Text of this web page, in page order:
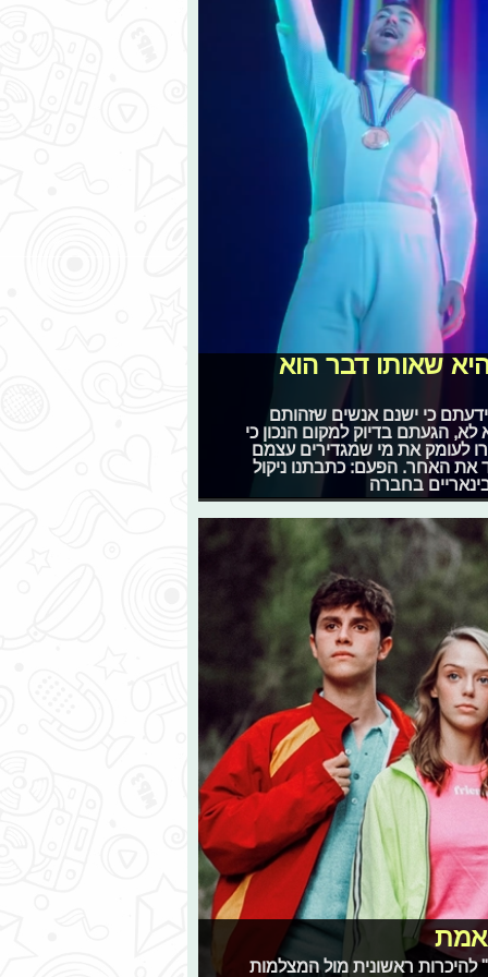
שאותו דבר הוא
כי ישנם אנשים שזהותם
הגעתם בדיוק למקום הנכון כי
לעומק את מי שמגדירים עצמם
את האחר. הפעם: כתבתנו ניקול
בחברה
להיכרות ראשונית מול המצלמות